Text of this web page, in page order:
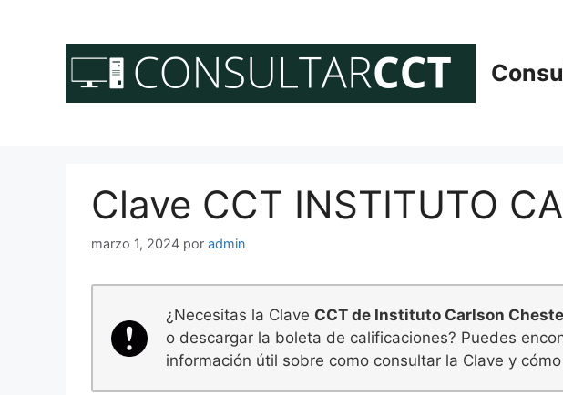
contenido
Clave CCT INSTITUTO
marzo 1, 2024 por admin
¿Necesitas la Clave CCT de Instituto Carlson
o descargar la boleta de calificaciones? Puedes
información útil sobre como consultar la Clave y